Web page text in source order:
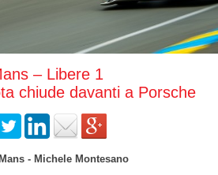
– Libere 1
chiude davanti a Porsche
- Michele Montesano